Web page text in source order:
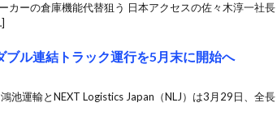
カーの倉庫機能代替狙う 日本アクセスの佐々木淳一社長
ル連結トラック運行を5月末に開始へ
池運輸とNEXT Logistics Japan（NLJ）は3月29日、全長